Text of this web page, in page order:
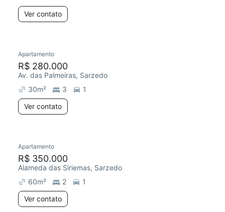
Ver contato
Apartamento
R$ 280.000
Av. das Palmeiras, Sarzedo
30m² 3
1
Ver contato
Redecorar
Apartamento
R$ 350.000
Alameda das Siriemas, Sarzedo
60m² 2
1
Ver contato